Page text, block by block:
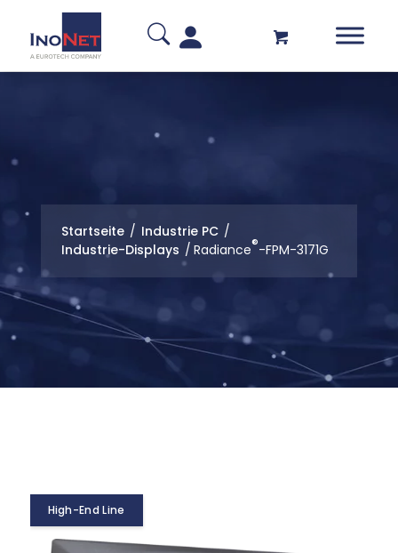
Startseite / Industrie PC /
Industrie-Displays / Radiance®-FPM-3171G
High-End Line